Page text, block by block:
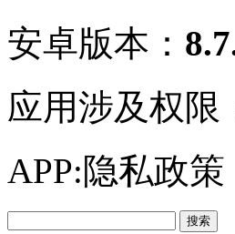
安卓版本：
应用涉及权限
APP:隐私政策